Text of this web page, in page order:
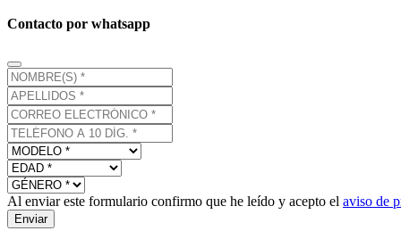
Contacto por whatsapp
Al enviar este formulario confirmo que he leído y acepto el aviso de
Enviar